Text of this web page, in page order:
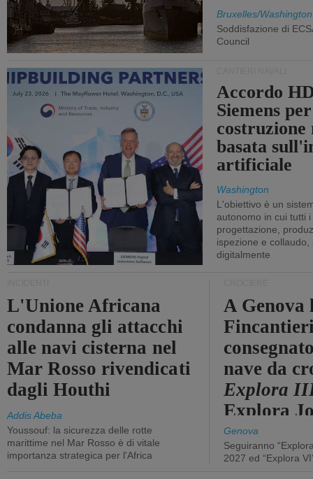
Bruxelles/Washington
Soddisfazione di
Council
Accordo
Siemens
costruzione
basata
artificiale
Washington
L'obiettivo è un
autonomo in cui tutti
progettazione,
ispezione e collaudo,
digitalmente
L'Unione Africana
condanna gli attacchi
alle navi cisterna nel
Mar Rosso rivendicati
dagli Houthi
Addis Abeba
Youssouf: la sicurezza delle rotte
marittime nel Mar Rosso è di vitale
importanza strategica per l'Africa
A Genova
nave da
Explora
Explora
Genova
Seguiranno
2027 ed “Explora